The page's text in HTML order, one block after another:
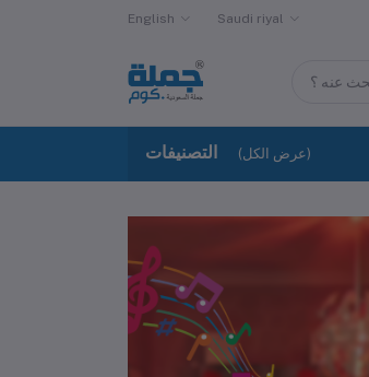
English Saudi riyal
التصنيفات (عرض الكل)